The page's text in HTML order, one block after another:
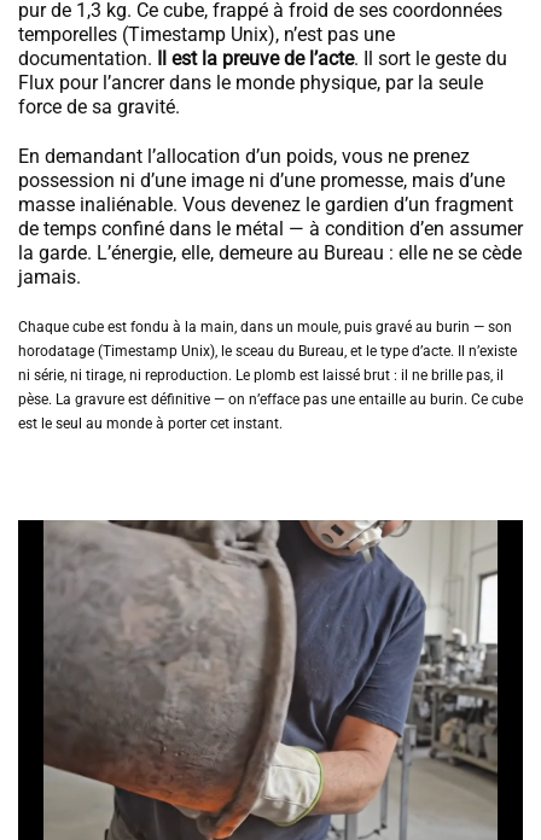
pur de 1,3 kg. Ce cube, frappé à froid de ses coordonnées
temporelles (Timestamp Unix), n’est pas une
documentation. Il est la preuve de l’acte. Il sort le geste du
Flux pour l’ancrer dans le monde physique, par la seule
force de sa gravité.
En demandant l’allocation d’un poids, vous ne prenez
possession ni d’une image ni d’une promesse, mais d’une
masse inaliénable. Vous devenez le gardien d’un fragment
de temps confiné dans le métal — à condition d’en assumer
la garde. L’énergie, elle, demeure au Bureau : elle ne se cède
jamais.
Chaque cube est fondu à la main, dans un moule, puis gravé au burin — son
horodatage (Timestamp Unix), le sceau du Bureau, et le type d’acte. Il n’existe
ni série, ni tirage, ni reproduction. Le plomb est laissé brut : il ne brille pas, il
pèse. La gravure est définitive — on n’efface pas une entaille au burin. Ce cube
est le seul au monde à porter cet instant.